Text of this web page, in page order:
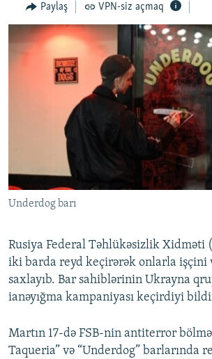
QANUNI DOĞRU
ARAŞDIRMA
MULTIMEDIA
FOTOQALEREYA
İNFOQRAFIKA
KARIKATURA
RADIO ARXIV
AZƏRBAYCAN ƏDƏBIYYATI KITABXANASI
İSLAM VƏ DEMOKRATIYA
HAQQIMIZDA
MISSIYAMIZ
PEŞƏ ETIKASI VƏ JURNALISTIKA
MATERIALLARIMIZDAN ISTIFADƏ
AZADLIQRADIOSU MOBIL TELEFONUNUZDA
XƏBƏR BÜLLETENLƏRIMIZ
RFE/RL-in bütün saytları
Paylaş VPN-siz açmaq
Underdog barı
Rusiya Federal Təhlükəsizlik Xidməti
iki barda reyd keçirərək onlarla işçini
saxlayıb. Bar sahiblərinin Ukrayna
ianəyığma kampaniyası keçirdiyi
Martın 17-də FSB-nin antiterror
Taqueria” və “Underdog” barlarında